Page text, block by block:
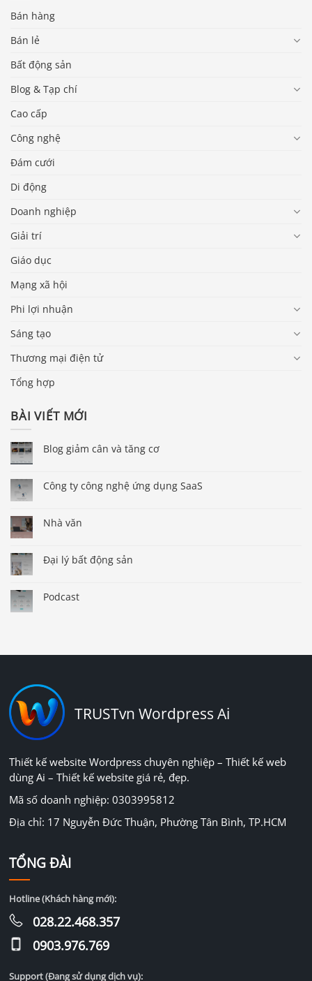
Bán hàng
Bán lẻ
Bất động sản
Blog & Tạp chí
Cao cấp
Công nghệ
Đám cưới
Di động
Doanh nghiệp
Giải trí
Giáo dục
Mạng xã hội
Phi lợi nhuận
Sáng tạo
Thương mại điện tử
Tổng hợp
BÀI VIẾT MỚI
Blog giảm cân và tăng cơ
Công ty công nghệ ứng dụng SaaS
Nhà văn
Đại lý bất động sản
Podcast
TRUSTvn Wordpress Ai
Thiết kế website Wordpress chuyên nghiệp – Thiết kế web
dùng Ai – Thiết kế website giá rẻ, đẹp.
Mã số doanh nghiệp: 0303995812
Địa chỉ: 17 Nguyễn Đức Thuận, Phường Tân Bình, TP.HCM
TỔNG ĐÀI
Hotline (Khách hàng mới):
028.22.468.357
0903.976.769
Support (Đang sử dụng dịch vụ):